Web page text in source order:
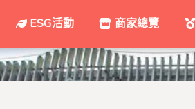
ESG活動 商家總覽